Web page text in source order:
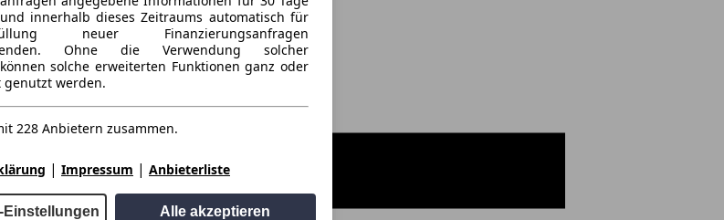
innerhalb dieses Zeitraums automatisch für
neuer Finanzierungsanfragen
Ohne die Verwendung solcher
können solche erweiterten Funktionen ganz oder
werden.
228 Anbietern zusammen.
| Impressum | Anbieterliste
Einstellungen Alle akzeptieren